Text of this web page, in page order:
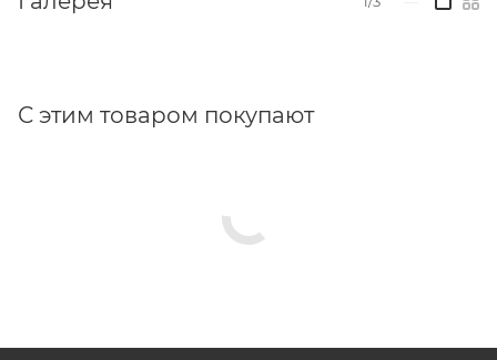
выдвижным открыванием.
По запросу поставляется синхронная версия
приводов с разным усилием и скоростью.
С этим товаром покупают